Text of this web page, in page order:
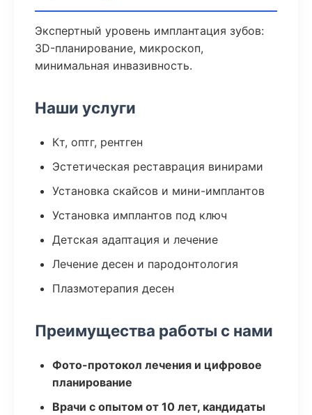
Экспертный уровень имплантация зубов:
3D-планирование, микроскоп,
минимальная инвазивность.
Наши услуги
Кт, оптг, рентген
Эстетическая реставрация винирами
Установка скайсов и мини-имплантов
Установка имплантов под ключ
Детская адаптация и лечение
Лечение десен и пародонтология
Плазмотерапия десен
Преимущества работы с нами
Фото-протокол лечения и цифровое
планирование
Врачи с опытом от 10 лет, кандидаты